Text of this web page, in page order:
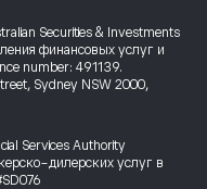
Securities & Investments
финансовых услуг и
number: 491139.
Sydney NSW 2000,
Services Authority
дилерских услуг в